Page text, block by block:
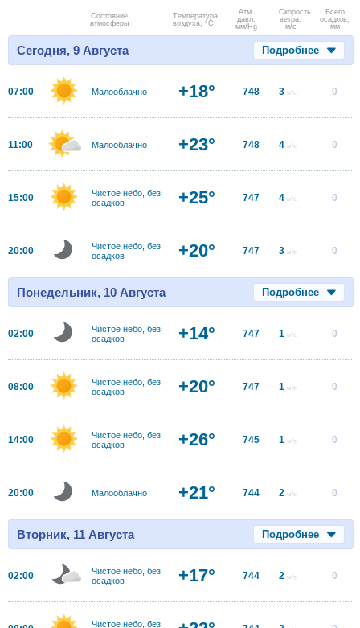
Состояние
атмосферы
Температура
воздуха, °C
Атм.
давл.
мм/Hg
Скорость
ветра.
м/с
Всего
осадков,
мм
Сегодня, 9 Августа Подробнее
07:00 Малооблачно +18° 748 3 м/с 0
11:00 Малооблачно +23° 748 4 м/с 0
15:00
Чистое небо, без
осадков
+25° 747 4 м/с 0
20:00
Чистое небо, без
осадков
+20° 747 3 м/с 0
Понедельник, 10 Августа Подробнее
02:00
Чистое небо, без
осадков
+14° 747 1 м/с 0
08:00
Чистое небо, без
осадков
+20° 747 1 м/с 0
14:00
Чистое небо, без
осадков
+26° 745 1 м/с 0
20:00 Малооблачно +21° 744 2 м/с 0
Вторник, 11 Августа Подробнее
02:00
Чистое небо, без
осадков
+17° 744 2 м/с 0
Чистое небо, без